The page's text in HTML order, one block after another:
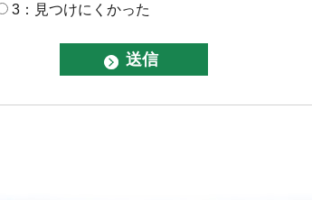
3：見つけにくかった